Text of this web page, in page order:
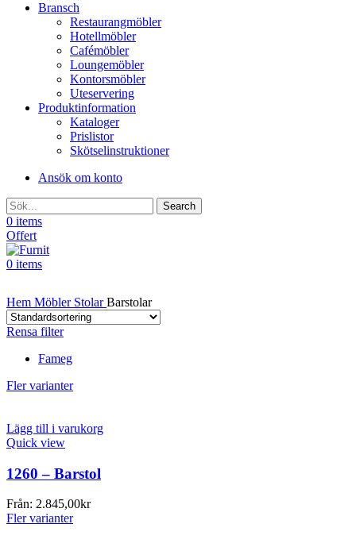
Bransch
Restaurangmöbler
Hotellmöbler
Cafémöbler
Loungemöbler
Kontorsmöbler
Uteservering
Produktinformation
Kataloger
Prislistor
Skötselinstruktioner
Ansök om konto
Search
0 items
Offert
0 items
Hem Möbler StolarBarstolar
Rensa filter
Fameg
Fler varianter
Lägg till i varukorg
Quick view
1260 – Barstol
Från: 2.845,00kr
Fler varianter